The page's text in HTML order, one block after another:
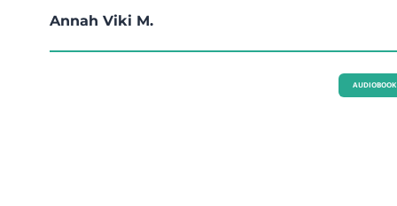
Annah Viki M.
AUDIOBOOK